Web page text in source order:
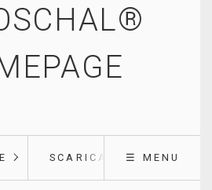
SCARICARE ☰ MENU